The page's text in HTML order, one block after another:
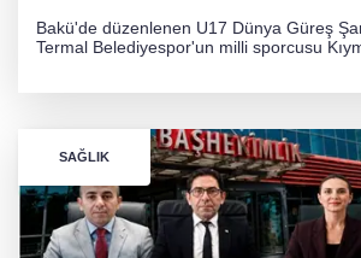
Bakü'de düzenlenen U17 Dünya Güreş
Termal Belediyespor'un milli sporcusu
SAĞLIK